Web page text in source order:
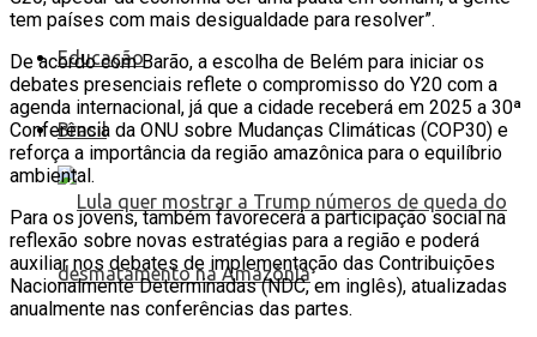
Educação
Brasil
tem países com mais desigualdade para resolver”.
De acordo com Barão, a escolha de Belém para iniciar os
debates presenciais reflete o compromisso do Y20 com a
agenda internacional, já que a cidade receberá em 2025 a 30ª
Conferência da ONU sobre Mudanças Climáticas (COP30) e
reforça a importância da região amazônica para o equilíbrio
ambiental.
Para os jovens, também favorecerá a participação social na
reflexão sobre novas estratégias para a região e poderá
auxiliar nos debates de implementação das Contribuições
Nacionalmente Determinadas (NDC, em inglês), atualizadas
anualmente nas conferências das partes.